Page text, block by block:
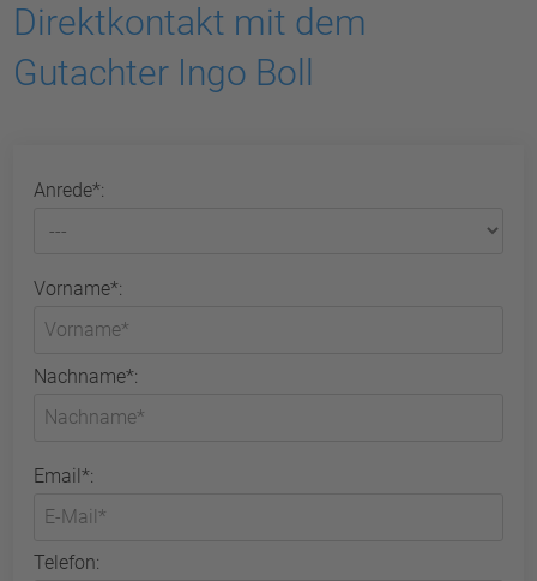
Direktkontakt mit dem
Gutachter Ingo Boll
Anrede*:
Vorname*:
Nachname*:
Email*:
Telefon: